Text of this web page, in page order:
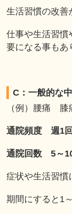
生活習慣の改善
仕事や生活習慣
要になる事もあ
C：一般的な
（例）腰痛
通院頻度 週1回
通院回数 5～
症状や生活習慣
期間にすると1